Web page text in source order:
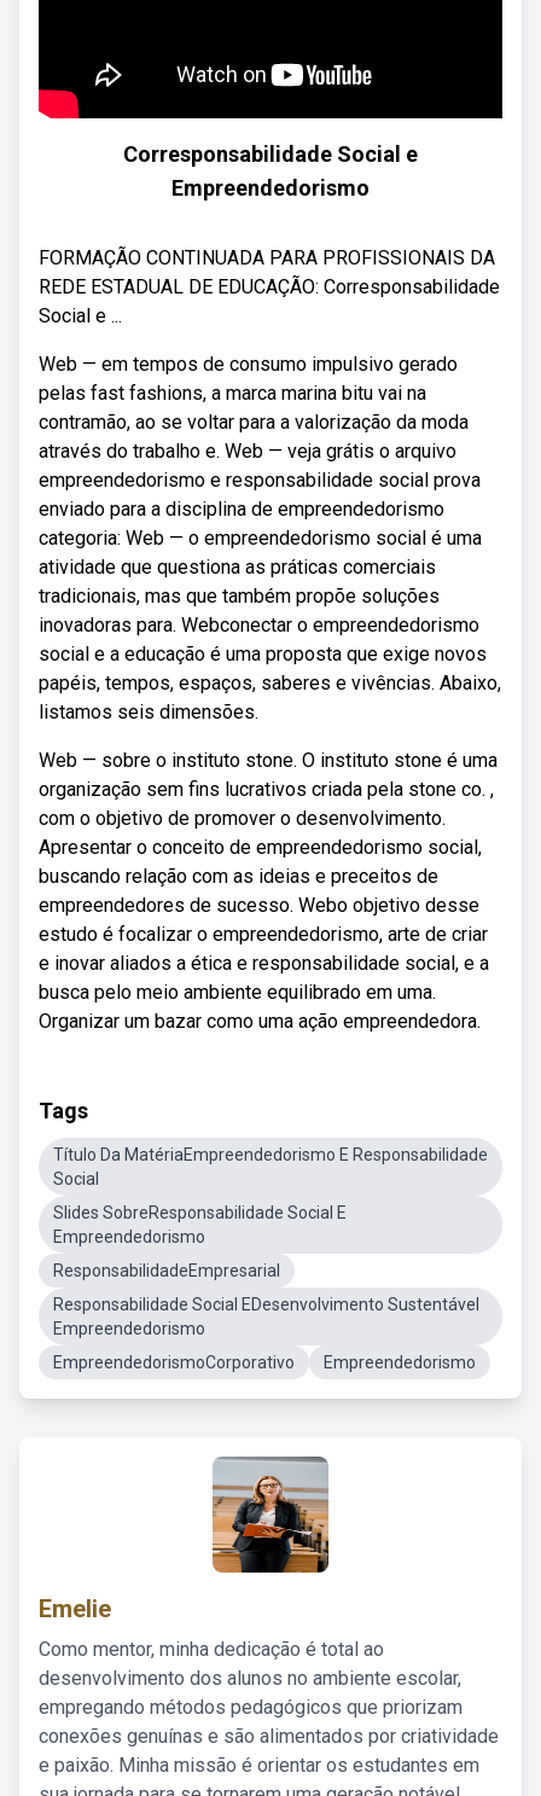
Corresponsabilidade Social e
Empreendedorismo
FORMAÇÃO CONTINUADA PARA PROFISSIONAIS DA
REDE ESTADUAL DE EDUCAÇÃO: Corresponsabilidade
Social e ...
Web — em tempos de consumo impulsivo gerado
pelas fast fashions, a marca marina bitu vai na
contramão, ao se voltar para a valorização da moda
através do trabalho e. Web — veja grátis o arquivo
empreendedorismo e responsabilidade social prova
enviado para a disciplina de empreendedorismo
categoria: Web — o empreendedorismo social é uma
atividade que questiona as práticas comerciais
tradicionais, mas que também propõe soluções
inovadoras para. Webconectar o empreendedorismo
social e a educação é uma proposta que exige novos
papéis, tempos, espaços, saberes e vivências. Abaixo,
listamos seis dimensões.
Web — sobre o instituto stone. O instituto stone é uma
organização sem fins lucrativos criada pela stone co. ,
com o objetivo de promover o desenvolvimento.
Apresentar o conceito de empreendedorismo social,
buscando relação com as ideias e preceitos de
empreendedores de sucesso. Webo objetivo desse
estudo é focalizar o empreendedorismo, arte de criar
e inovar aliados a ética e responsabilidade social, e a
busca pelo meio ambiente equilibrado em uma.
Organizar um bazar como uma ação empreendedora.
Tags
Título Da MatériaEmpreendedorismo E Responsabilidade
Social
Slides SobreResponsabilidade Social E
Empreendedorismo
ResponsabilidadeEmpresarial
Responsabilidade Social EDesenvolvimento Sustentável
Empreendedorismo
EmpreendedorismoCorporativo
Empreendedorismo
Emelie
Como mentor, minha dedicação é total ao
desenvolvimento dos alunos no ambiente escolar,
empregando métodos pedagógicos que priorizam
conexões genuínas e são alimentados por criatividade
e paixão. Minha missão é orientar os estudantes em